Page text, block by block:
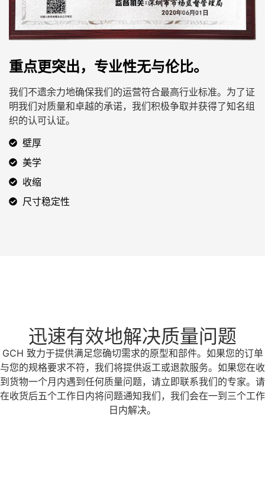
重点更突出，专业性无与伦比。
我们不遗余力地确保我们的运营符合最高行业标准。为了证
明我们对质量和卓越的承诺，我们积极争取并获得了知名组
织的认可认证。
壁厚
美学
收缩
尺寸稳定性
迅速有效地解决质量问题
GCH 致力于提供满足您确切需求的原型和部件。如果您的订单
与您的规格要求不符，我们将提供返工或退款服务。如果您在收
到货物一个月内遇到任何质量问题，请立即联系我们的专家。请
在收货后五个工作日内将问题通知我们，我们会在一到三个工作
日内解决。